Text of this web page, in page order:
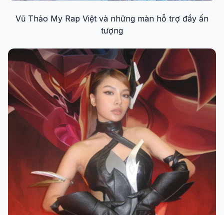
Vũ Thảo My Rap Việt và những màn hỗ trợ đầy ấn
tượng